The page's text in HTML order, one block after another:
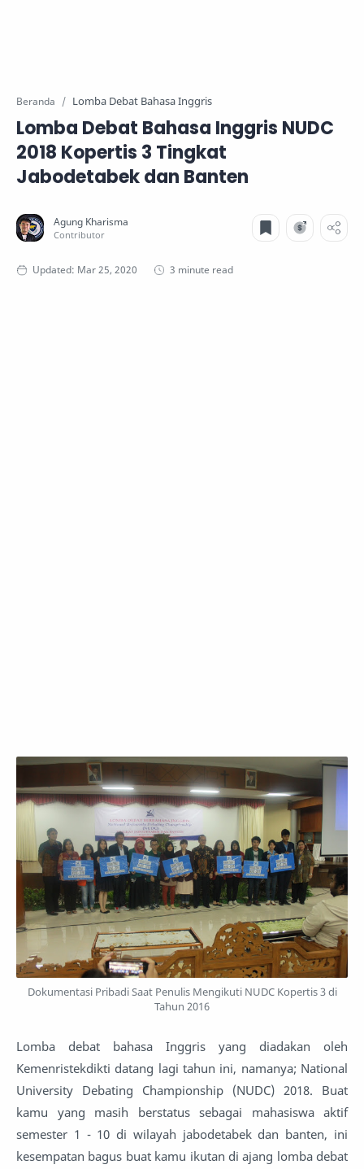
Beranda Lomba Debat Bahasa Inggris
Lomba Debat Bahasa Inggris NUDC
2018 Kopertis 3 Tingkat
Jabodetabek dan Banten
3 minute read
Dokumentasi Pribadi Saat Penulis Mengikuti NUDC Kopertis 3 di
Tahun 2016
Lomba debat bahasa Inggris yang diadakan oleh
Kemenristekdikti datang lagi tahun ini, namanya; National
University Debating Championship (NUDC) 2018. Buat
kamu yang masih berstatus sebagai mahasiswa aktif
semester 1 - 10 di wilayah jabodetabek dan banten, ini
kesempatan bagus buat kamu ikutan di ajang lomba debat